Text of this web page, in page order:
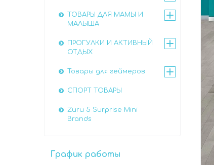
ТОВАРЫ ДЛЯ МАМЫ И
МАЛЫША
ПРОГУЛКИ И АКТИВНЫЙ
ОТДЫХ
Товары для геймеров
СПОРТ ТОВАРЫ
Zuru 5 Surprise Mini
Brands
График работы